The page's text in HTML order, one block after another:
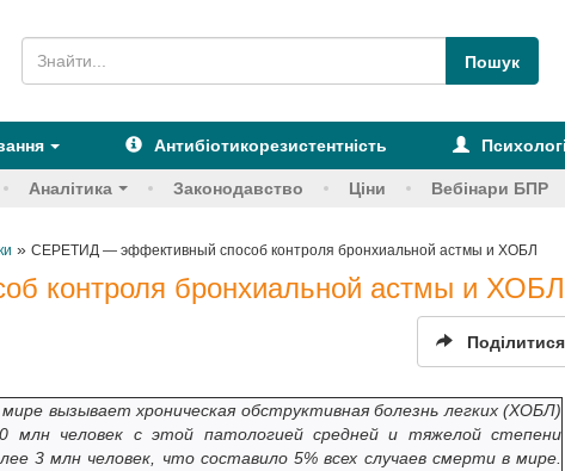
Антибіотикорезистентність
Аналітика Законодавство Ціни Вебінари БПР
» СЕРЕТИД — эффективный способ контроля бронхиальной астмы и ХОБЛ
контроля бронхиальной астмы и ХОБЛ
Поділитися
вызывает хроническая обструктивная болезнь легких (ХОБЛ)
человек с этой патологией средней и тяжелой степени
3 млн человек, что составило 5% всех случаев смерти в мире.